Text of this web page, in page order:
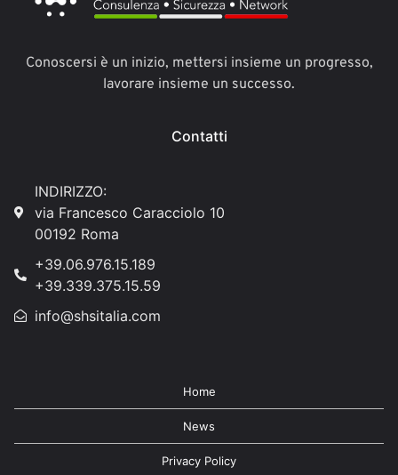
Conoscersi è un inizio, mettersi insieme un progresso,
lavorare insieme un successo.
Contatti
INDIRIZZO:
via Francesco Caracciolo 10
00192 Roma
+39.06.976.15.189
+39.339.375.15.59
info@shsitalia.com
Home
News
Privacy Policy